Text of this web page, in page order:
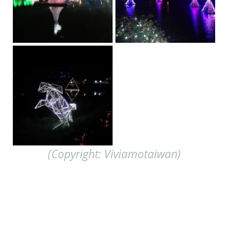
(Copyright: Viviamotaiwan)